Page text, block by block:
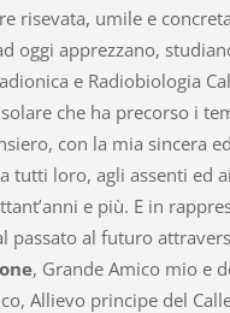
risevata, umile e
oggi apprezzano,
e Radiobiologia
che ha precorso i
con la mia sincera ed
tutti loro, agli assenti ed
e più. E in
passato al futuro
, Grande Amico mio e
Allievo principe del